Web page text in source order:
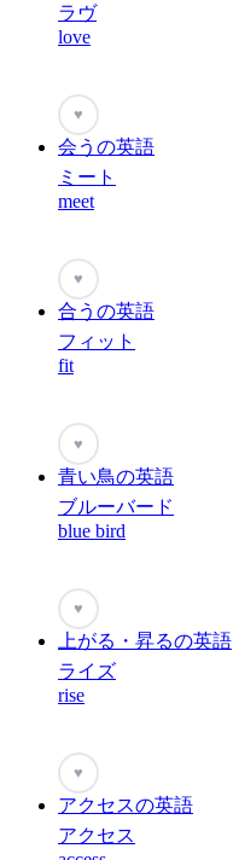
ラヴ
love
♥
会うの英語
ミート
meet
♥
合うの英語
フィット
fit
♥
青い鳥の英語
ブルーバード
blue bird
♥
上がる・昇るの英語
ライズ
rise
♥
アクセスの英語
アクセス